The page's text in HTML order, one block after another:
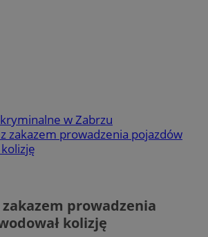
w Zabrzu
zakazem prowadzenia pojazdów
prowadzenia
kolizję